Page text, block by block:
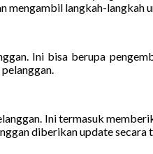
mengambil langkah-langkah
Ini bisa berupa
Ini termasuk
diberikan update